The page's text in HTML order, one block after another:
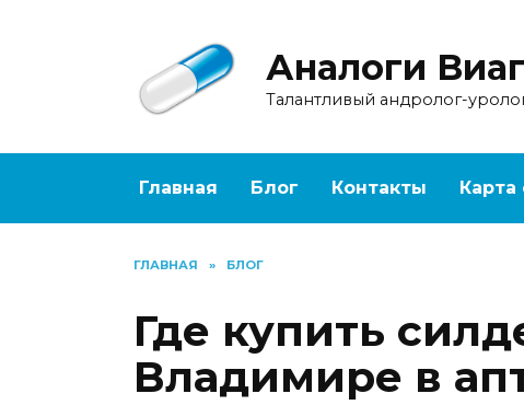
Аналоги
Талантливый андролог-
Главная Блог Контакты Карта
ГЛАВНАЯ » БЛОГ
Где купить
Владимире в